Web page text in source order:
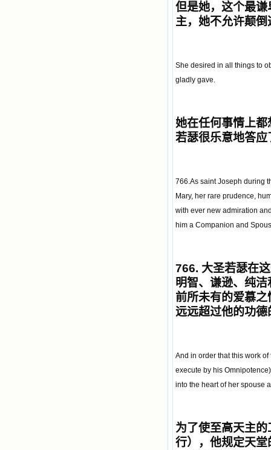
但是她，这个最
主，她不允许颠
She desired in all things to
gladly gave.
她在任何事情上
若瑟很乐意地答应
766.As saint Joseph during
Mary, her rare prudence,
with ever new admiration
him a Companion and
766. 大圣若瑟在
明智、谦逊、纯
前所未有的爱慕
远远超过他的功
And in order that this work
execute by his
into the heart of her spouse
为了使至高天主
行）
，他规定天